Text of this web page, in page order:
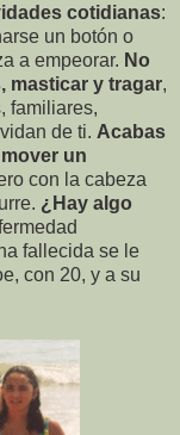
cotidianas:
un botón o
a empeorar. No
masticar y tragar,
familiares,
de ti. Acabas
un
con la cabeza
¿Hay algo
fallecida se le
con 20, y a su